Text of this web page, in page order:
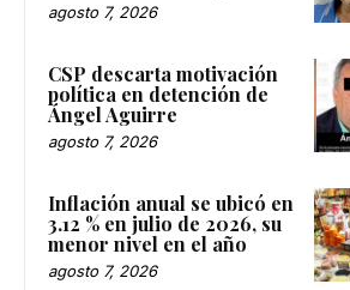
agosto 7, 2026
CSP descarta motivación
política en detención de
Ángel Aguirre
agosto 7, 2026
Inflación anual se ubicó en
3.12 % en julio de 2026, su
menor nivel en el año
agosto 7, 2026